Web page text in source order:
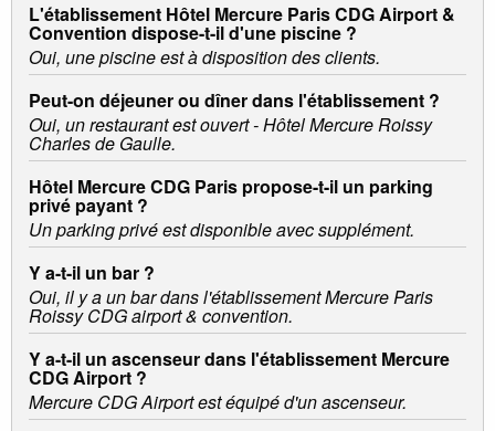
L'établissement Hôtel Mercure Paris CDG Airport &
Convention dispose-t-il d'une piscine ?
Oui, une piscine est à disposition des clients.
Peut-on déjeuner ou dîner dans l'établissement ?
Oui, un restaurant est ouvert - Hôtel Mercure Roissy
Charles de Gaulle.
Hôtel Mercure CDG Paris propose-t-il un parking
privé payant ?
Un parking privé est disponible avec supplément.
Y a-t-il un bar ?
Oui, il y a un bar dans l'établissement Mercure Paris
Roissy CDG airport & convention.
Y a-t-il un ascenseur dans l'établissement Mercure
CDG Airport ?
Mercure CDG Airport est équipé d'un ascenseur.